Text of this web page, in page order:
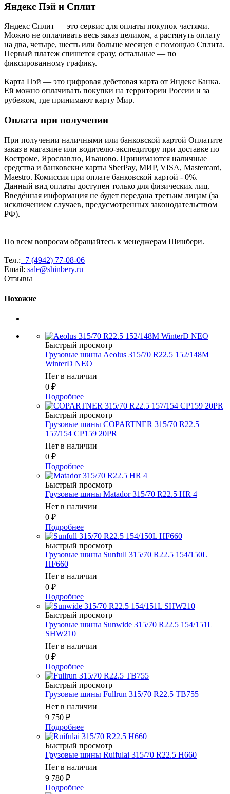
Яндекс Пэй и Сплит
Яндекс Cплит — это сервис для оплаты покупок частями.
Можно не оплачивать весь заказ целиком, а растянуть оплату
на два, четыре, шесть или больше месяцев с помощью Сплита.
Первый платеж спишется сразу, остальные — по
фиксированному графику.
Карта Пэй — это цифровая дебетовая карта от Яндекс Банка.
Ей можно оплачивать покупки на территории России и за
рубежом, где принимают карту Мир.
Оплата при получении
При получении наличными или банковской картой Оплатите
заказ в магазине или водителю-экспедитору при доставке по
Костроме, Ярославлю, Иваново. Принимаются наличные
средства и банковские карты SberPay, МИР, VISA, Mastercard,
Maestro. Комиссия при оплате банковской картой - 0%.
Данный вид оплаты доступен только для физических лиц.
Введённая информация не будет передана третьим лицам (за
исключением случаев, предусмотренных законодательством
РФ).
По всем вопросам обращайтесь к менеджерам Шинбери.
Тел.:+7 (4942) 77-08-06
Email: sale@shinbery.ru
Отзывы
Похожие
Быстрый просмотр
Грузовые шины Aeolus 315/70 R22.5 152/148M
WinterD NEO
Нет в наличии
0 ₽
Подробнее
Быстрый просмотр
Грузовые шины COPARTNER 315/70 R22.5
157/154 CP159 20PR
Нет в наличии
0 ₽
Подробнее
Быстрый просмотр
Грузовые шины Matador 315/70 R22.5 HR 4
Нет в наличии
0 ₽
Подробнее
Быстрый просмотр
Грузовые шины Sunfull 315/70 R22.5 154/150L
HF660
Нет в наличии
0 ₽
Подробнее
Быстрый просмотр
Грузовые шины Sunwide 315/70 R22.5 154/151L
SHW210
Нет в наличии
0 ₽
Подробнее
Быстрый просмотр
Грузовые шины Fullrun 315/70 R22.5 TB755
Нет в наличии
9 750 ₽
Подробнее
Быстрый просмотр
Грузовые шины Ruifulai 315/70 R22.5 H660
Нет в наличии
9 780 ₽
Подробнее